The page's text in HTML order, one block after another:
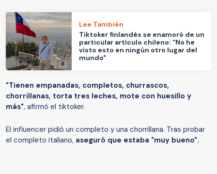
Lee También
Tiktoker finlandés se enamoró de un
particular artículo chileno: “No he
visto esto en ningún otro lugar del
mundo"
"Tienen empanadas, completos, churrascos,
chorrillanas, torta tres leches, mote con huesillo y
más", afirmó el tiktoker.
El influencer pidió un completo y una chorrillana. Tras probar
el completo italiano, aseguró que estaba "muy bueno".